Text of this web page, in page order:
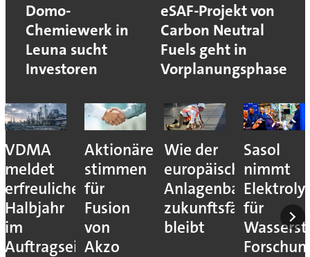
Domo-
Chemiewerk in
Leuna sucht
Investoren
eSAF-Projekt von
Carbon Neutral
Fuels geht in
Vorplanungsphase
VDMA
meldet
erfreuliches
Halbjahr
im
Auftragseingang
Aktionäre
stimmen
für
Fusion
von
Akzo
Wie der
europäische
Anlagenbau
zukunftsfähig
bleibt
Sasol
nimmt
für